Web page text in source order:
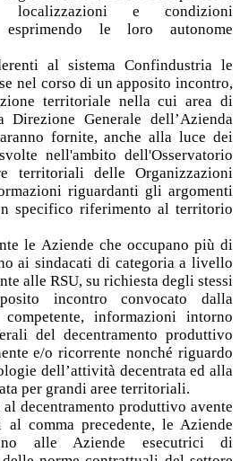
localizzazioni e condizioni
esprimendo le loro autonome
al sistema Confindustria le
nel corso di un apposito incontro,
territoriale nella cui area di
Generale dell’Azienda
fornite, anche alla luce dei
nell'ambito dell'Osservatorio
territoriali delle Organizzazioni
riguardanti gli argomenti
specifico riferimento al territorio
le Aziende che occupano più di
ai sindacati di categoria a livello
alle RSU, su richiesta degli stessi
incontro convocato dalla
competente, informazioni intorno
del decentramento produttivo
e/o ricorrente nonché riguardo
dell’attività decentrata ed alla
per grandi aree territoriali.
decentramento produttivo avente
comma precedente, le Aziende
alle Aziende esecutrici di